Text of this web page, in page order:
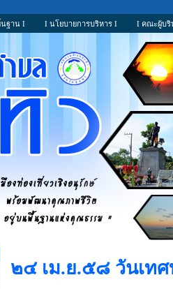
ฐาน I I นโยบายการบริหาร I I คณะผู้บริ
๒๔ เม.ย.๕๘ วันเทศ